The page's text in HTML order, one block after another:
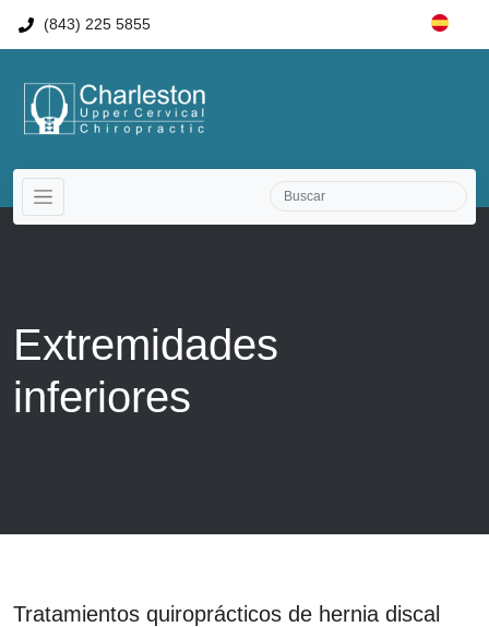
(843) 225 5855
Extremidades
inferiores
Tratamientos quiroprácticos de hernia discal